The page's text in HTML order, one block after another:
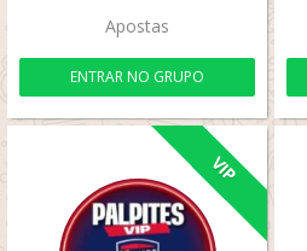
Apostas
ENTRAR NO GRUPO
VIP